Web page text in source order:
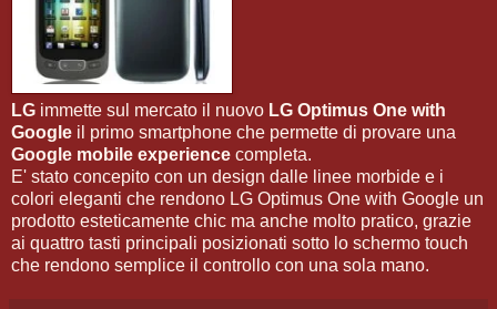
LG immette sul mercato il nuovo LG Optimus One with
Google il primo smartphone che permette di provare una
Google mobile experience completa.
E' stato concepito con un design dalle linee morbide e i
colori eleganti che rendono LG Optimus One with Google un
prodotto esteticamente chic ma anche molto pratico, grazie
ai quattro tasti principali posizionati sotto lo schermo touch
che rendono semplice il controllo con una sola mano.